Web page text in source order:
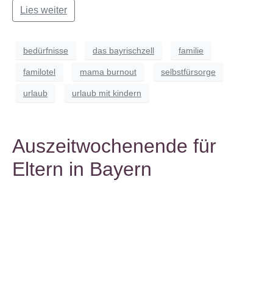
Lies weiter
bedürfnisse das bayrischzell familie
familotel mama burnout selbstfürsorge
urlaub urlaub mit kindern
Auszeitwochenende für
Eltern in Bayern